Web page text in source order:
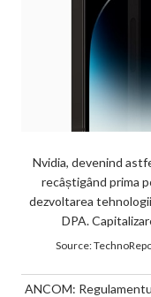
Nvidia, devenind
recâștigând prima
dezvoltarea
DPA.
Source:
ANCOM: